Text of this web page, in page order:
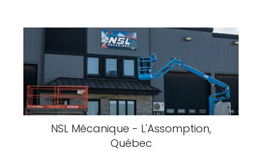
NSL Mécanique - L'Assomption,
Québec